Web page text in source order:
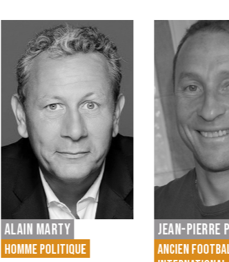
JEAN-PIERRE PAPIN
ANCIEN FOOTBALLEUR
VINCENT CLERC
ANCIEN RUGBYMAN